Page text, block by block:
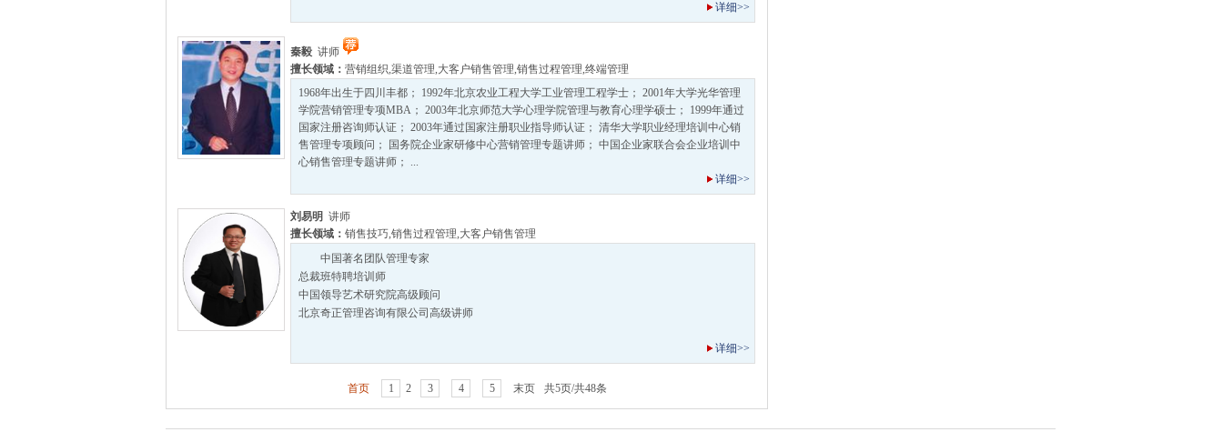
详细>>
秦毅 讲师
擅长领域： 营销组织,渠道管理,大客户销售管理,销售过程管理,终端管理
1968年出生于四川丰都； 1992年北京农业工程大学工业管理工程学士； 2001年大学光华管理
学院营销管理专项MBA； 2003年北京师范大学心理学院管理与教育心理学硕士； 1999年通过
国家注册咨询师认证； 2003年通过国家注册职业指导师认证； 清华大学职业经理培训中心销
售管理专项顾问； 国务院企业家研修中心营销管理专题讲师； 中国企业家联合会企业培训中
心销售管理专题讲师； ...
详细>>
刘易明 讲师
擅长领域： 销售技巧,销售过程管理,大客户销售管理
中国著名团队管理专家
总裁班特聘培训师
中国领导艺术研究院高级顾问
北京奇正管理咨询有限公司高级讲师
详细>>
首页 1 2 3 4 5 末页 共5页/共48条